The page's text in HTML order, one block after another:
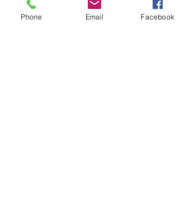
"Nessa palestra, você vai  conhecer as
leis que governam a realidade, a vida,
Phone Email Facebook